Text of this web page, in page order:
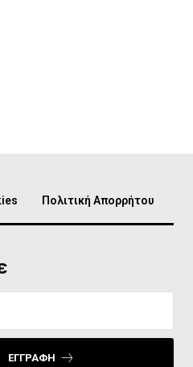
Πολιτική Απορρήτου
ΕΓΓΡΑΦΉ